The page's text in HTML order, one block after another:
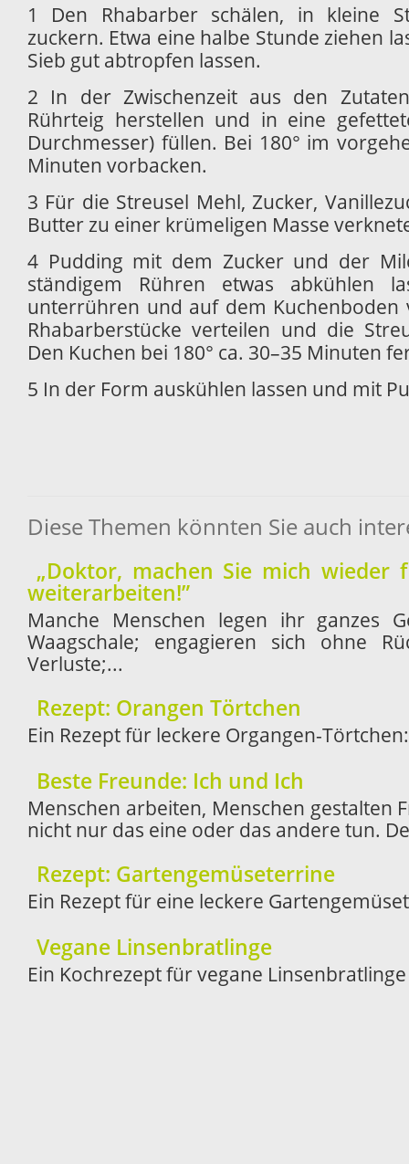
1 Den Rhabarber schälen, in kleine
zuckern. Etwa eine halbe Stunde ziehen
Sieb gut abtropfen lassen.
2 In der Zwischenzeit aus den
Rührteig herstellen und in eine
Durchmesser) füllen. Bei 180° im
Minuten vorbacken.
3 Für die Streusel Mehl, Zucker,
Butter zu einer krümeligen Masse
4 Pudding mit dem Zucker und der
ständigem Rühren etwas abkühlen
unterrühren und auf dem Kuchenboden
Rhabarberstücke verteilen und die
Den Kuchen bei 180° ca. 30–35 Minuten
5 In der Form auskühlen lassen und mit
Diese Themen könnten Sie auch
„Doktor, machen Sie mich wieder
weiterarbeiten!”
Manche Menschen legen ihr ganzes
Waagschale; engagieren sich ohne
Verluste;...
Rezept: Orangen Törtchen
Ein Rezept für leckere Organgen-Törtchen:
Beste Freunde: Ich und Ich
Menschen arbeiten, Menschen gestalten
nicht nur das eine oder das andere tun.
Rezept: Gartengemüseterrine
Ein Rezept für eine leckere
Vegane Linsenbratlinge
Ein Kochrezept für vegane